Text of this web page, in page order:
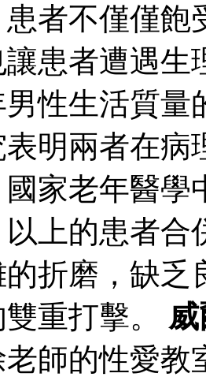
者不僅僅飽
患者遭遇
性生活質量
明兩者在
家老年醫學
上的患者合
折磨，缺
重打擊。
師的性愛教